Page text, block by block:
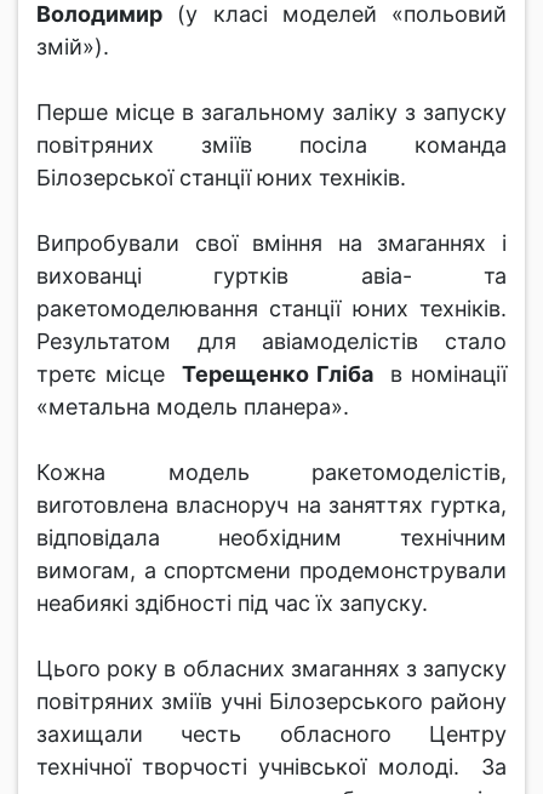
Володимир (у класі моделей «польовий
змій»).
Перше місце в загальному заліку з запуску
повітряних зміїв посіла команда
Білозерської станції юних техніків.
Випробували свої вміння на змаганнях і
вихованці гуртків авіа- та
ракетомоделювання станції юних техніків.
Результатом для авіамоделістів стало
третє місце Терещенко Гліба в номінації
«метальна модель планера».
Кожна модель ракетомоделістів,
виготовлена власноруч на заняттях гуртка,
відповідала необхідним технічним
вимогам, а спортсмени продемонстрували
неабиякі здібності під час їх запуску.
Цього року в обласних змаганнях з запуску
повітряних зміїв учні Білозерського району
захищали честь обласного Центру
технічної творчості учнівської молоді. За